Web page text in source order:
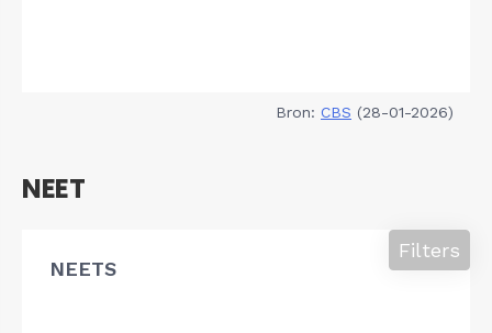
Bron: CBS (28-01-2026)
NEET
NEETS
Filters